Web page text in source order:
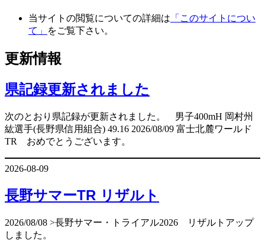
当サイトの閲覧についての詳細は 「このサイトについ
て」
をご覧下さい。
更新情報
県記録更新されました
次のとおり県記録が更新されました。 男子400mH 岡村州
紘選手(長野県信用組合) 49.16 2026/08/09 富士北麓ワールド
TR おめでとうございます。
2026-08-09
長野サマーTR リザルト
2026/08/08 >長野サマー・トライアル2026 リザルトアップ
しました。